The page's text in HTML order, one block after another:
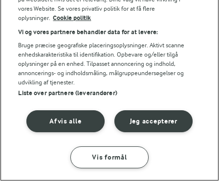
1 TIME 5 MIN
Lette flødekartofler Chimichanga
vores Website. Se vores privatliv politik for at få flere
oplysninger. Cookie politik
Vi og vores partnere behandler data for at levere:
Bruge præcise geografiske placeringsoplysninger. Aktivt scanne
enhedskarakteristika til identifikation. Opbevare og/eller tilgå
oplysninger på en enhed. Tilpasset annoncering og indhold,
annoncerings- og indholdsmåling, målgruppeundersøgelser og
udvikling af tjenester.
Liste over partnere (leverandører)
Jeg accepterer
Afvis alle
Vis formål